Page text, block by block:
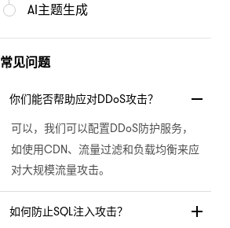
AI主题生成
常见问题
你们能否帮助应对DDoS攻击？
可以，我们可以配置DDoS防护服务，
如使用CDN、流量过滤和负载均衡来应
对大规模流量攻击。
如何防止SQL注入攻击？